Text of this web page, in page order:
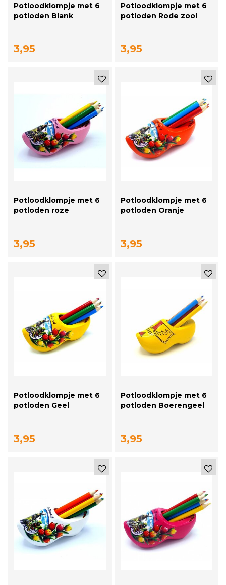
Potloodklompje met 6
potloden Blank
3,95
Potloodklompje met 6
potloden Rode zool
3,95
Potloodklompje met 6
potloden roze
3,95
Potloodklompje met 6
potloden Oranje
3,95
Potloodklompje met 6
potloden Geel
3,95
Potloodklompje met 6
potloden Boerengeel
3,95